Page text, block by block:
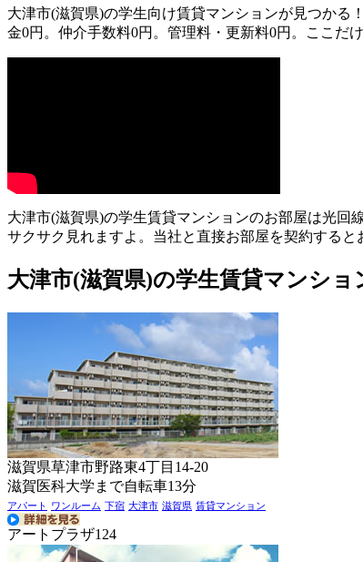
大津市(滋賀県)の学生向け賃貸マンションが見つか
金0円。仲介手数料0円。管理料・更新料0円。ここだ
大津市(滋賀県)の学生賃貸マンションのお部屋は光回
サクサク見れますよ。当社と直接お部屋を契約する
大津市(滋賀県)の学生賃貸マンショ
滋賀県草津市野路東4丁目14-20
滋賀医科大学まで自転車13分
アパート ワンルーム 下宿 大津市 滋賀県 賃貸マンション
アートプラザ124